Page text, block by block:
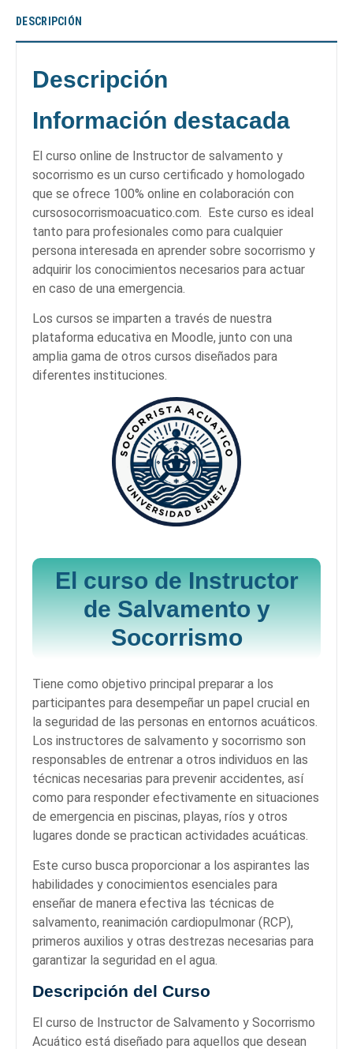
DESCRIPCIÓN
Descripción
Información destacada
El curso online de Instructor de salvamento y
socorrismo es un curso certificado y homologado
que se ofrece 100% online en colaboración con
cursosocorrismoacuatico.com. Este curso es ideal
tanto para profesionales como para cualquier
persona interesada en aprender sobre socorrismo y
adquirir los conocimientos necesarios para actuar
en caso de una emergencia.
Los cursos se imparten a través de nuestra
plataforma educativa en Moodle, junto con una
amplia gama de otros cursos diseñados para
diferentes instituciones.
El curso deInstructor
de Salvamento y
Socorrismo
Tiene como objetivo principal preparar a los
participantes para desempeñar un papel crucial en
la seguridad de las personas en entornos acuáticos.
Los instructores de salvamento y socorrismo son
responsables de entrenar a otros individuos en las
técnicas necesarias para prevenir accidentes, así
como para responder efectivamente en situaciones
de emergencia en piscinas, playas, ríos y otros
lugares donde se practican actividades acuáticas.
Este curso busca proporcionar a los aspirantes las
habilidades y conocimientos esenciales para
enseñar de manera efectiva las técnicas de
salvamento, reanimación cardiopulmonar (RCP),
primeros auxilios y otras destrezas necesarias para
garantizar la seguridad en el agua.
Descripción del Curso
El curso de Instructor de Salvamento y Socorrismo
Acuático está diseñado para aquellos que desean